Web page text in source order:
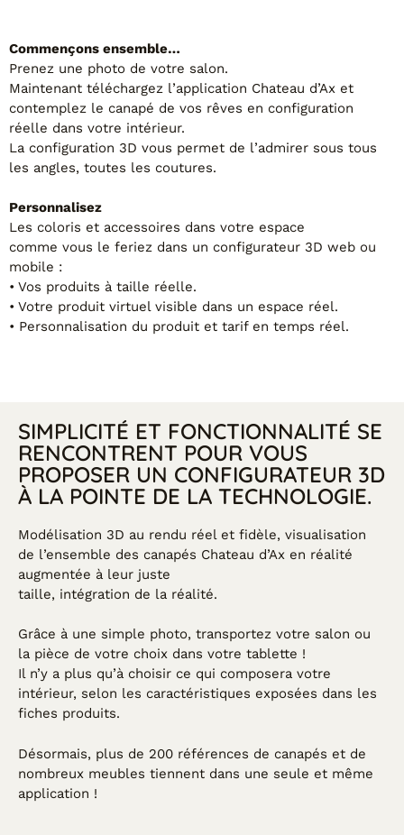
Commençons ensemble…
Prenez une photo de votre salon.
Maintenant téléchargez l’application Chateau d’Ax et
contemplez le canapé de vos rêves en configuration
réelle dans votre intérieur.
La configuration 3D vous permet de l’admirer sous tous
les angles, toutes les coutures.
Personnalisez
Les coloris et accessoires dans votre espace
comme vous le feriez dans un configurateur 3D web ou
mobile :
• Vos produits à taille réelle.
• Votre produit virtuel visible dans un espace réel.
• Personnalisation du produit et tarif en temps réel.
SIMPLICITÉ ET FONCTIONNALITÉ SE
RENCONTRENT POUR VOUS
PROPOSER UN CONFIGURATEUR 3D
À LA POINTE DE LA TECHNOLOGIE.
Modélisation 3D au rendu réel et fidèle, visualisation
de l’ensemble des canapés Chateau d’Ax en réalité
augmentée à leur juste
taille, intégration de la réalité.
Grâce à une simple photo, transportez votre salon ou
la pièce de votre choix dans votre tablette !
Il n’y a plus qu’à choisir ce qui composera votre
intérieur, selon les caractéristiques exposées dans les
fiches produits.
Désormais, plus de 200 références de canapés et de
nombreux meubles tiennent dans une seule et même
application !